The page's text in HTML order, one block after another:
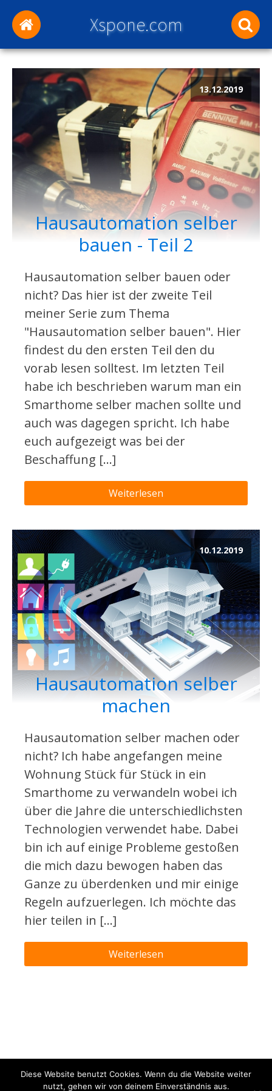
Xspone.com
13.12.2019
Hausautomation selber
bauen - Teil 2
Hausautomation selber bauen oder
nicht? Das hier ist der zweite Teil
meiner Serie zum Thema
"Hausautomation selber bauen". Hier
findest du den ersten Teil den du
vorab lesen solltest. Im letzten Teil
habe ich beschrieben warum man ein
Smarthome selber machen sollte und
auch was dagegen spricht. Ich habe
euch aufgezeigt was bei der
Beschaffung […]
Weiterlesen
10.12.2019
Hausautomation selber
machen
Hausautomation selber machen oder
nicht? Ich habe angefangen meine
Wohnung Stück für Stück in ein
Smarthome zu verwandeln wobei ich
über die Jahre die unterschiedlichsten
Technologien verwendet habe. Dabei
bin ich auf einige Probleme gestoßen
die mich dazu bewogen haben das
Ganze zu überdenken und mir einige
Regeln aufzuerlegen. Ich möchte das
hier teilen in […]
Weiterlesen
Diese Website benutzt Cookies. Wenn du die Website weiter
nutzt, gehen wir von deinem Einverständnis aus.